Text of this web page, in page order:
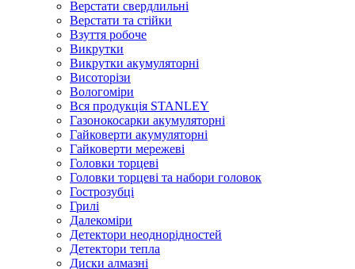
Верстати свердлильні
Верстати та стійки
Взуття робоче
Викрутки
Викрутки акумуляторні
Висоторізи
Вологоміри
Вся продукція STANLEY
Газонокосарки акумуляторні
Гайковерти акумуляторні
Гайковерти мережеві
Головки торцеві
Головки торцеві та набори головок
Гострозубці
Грилі
Далекоміри
Детектори неоднорідностей
Детектори тепла
Диски алмазні